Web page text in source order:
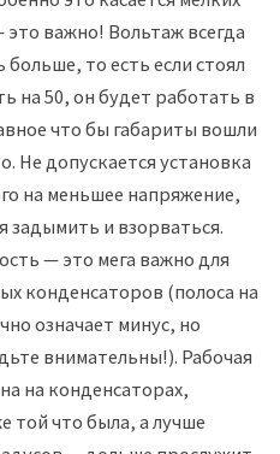
важно! Вольтаж всегда
больше, то есть если стоял
на 50, он будет работать в
что бы габариты вошли
Не допускается установка
на меньшее напряжение,
задымить и взорваться.
— это мега важно для
конденсаторов (полоса на
означает минус, но
внимательны!). Рабочая
на конденсаторах,
той что была, а лучше